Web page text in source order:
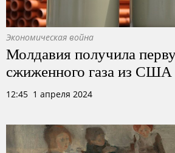
Экономическая война
Молдавия получила
сжиженного газа из США
12:45 1 апреля 2024